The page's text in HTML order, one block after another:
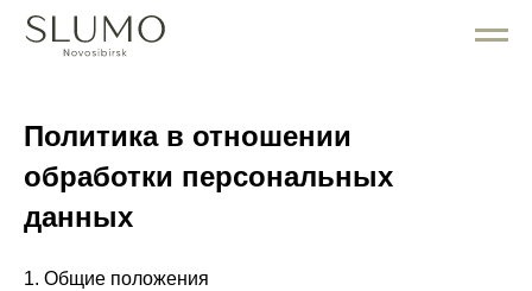
Политика в отношении
обработки персональных
данных
1. Общие положения